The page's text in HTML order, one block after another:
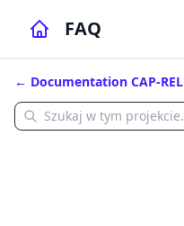
FAQ
← Documentation CAP-REL